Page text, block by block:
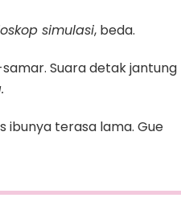
simulasi, beda.
Suara detak jantung
ibunya terasa lama. Gue